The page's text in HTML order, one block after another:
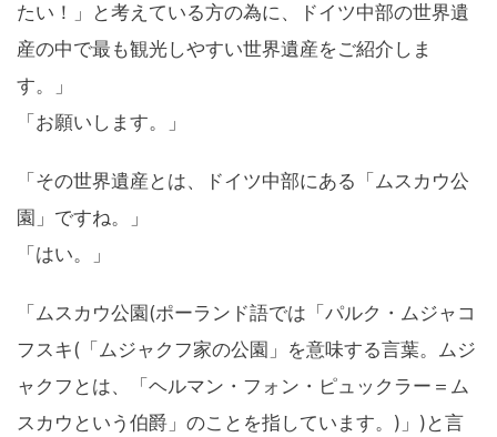
たい！」と考えている方の為に、ドイツ中部の世界遺
産の中で最も観光しやすい世界遺産をご紹介しま
す。」
「お願いします。」
「その世界遺産とは、ドイツ中部にある「ムスカウ公
園」ですね。」
「はい。」
「ムスカウ公園(ポーランド語では「パルク・ムジャコ
フスキ(「ムジャクフ家の公園」を意味する言葉。ムジ
ャクフとは、「ヘルマン・フォン・ピュックラー＝ム
スカウという伯爵」のことを指しています。)」)と言